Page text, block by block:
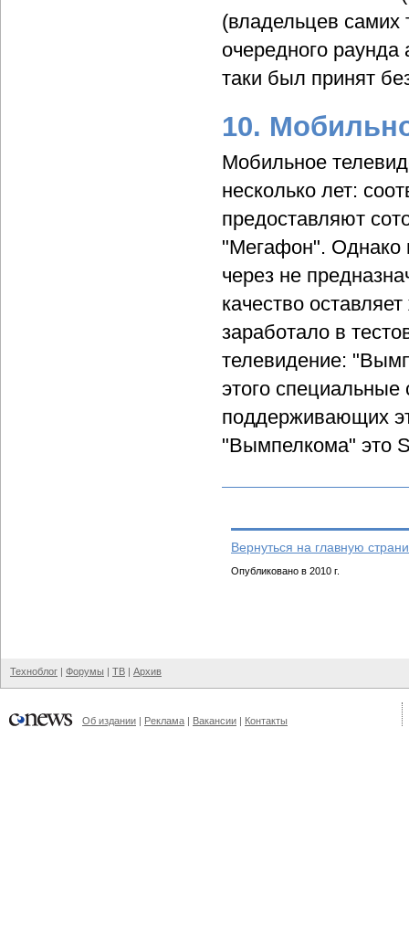
(владельцев
очередного раунда
таки был принят
10.
Мобильное
несколько лет:
предоставляют
"Мегафон". Однако
через не
качество
заработало в
телевидение:
этого специальные
поддерживающих
"Вымпелкома" это
Вернуться на главную
Опубликовано в 2010 г.
Техноблог | Форумы | ТВ | Архив
Об издании | Реклама | Вакансии | Контакты